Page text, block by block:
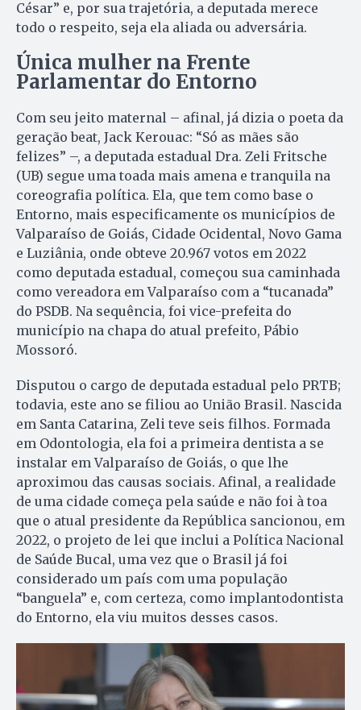
César” e, por sua trajetória, a deputada merece
todo o respeito, seja ela aliada ou adversária.
Única mulher na Frente
Parlamentar do Entorno
Com seu jeito maternal – afinal, já dizia o poeta da
geração beat, Jack Kerouac: “Só as mães são
felizes” –, a deputada estadual Dra. Zeli Fritsche
(UB) segue uma toada mais amena e tranquila na
coreografia política. Ela, que tem como base o
Entorno, mais especificamente os municípios de
Valparaíso de Goiás, Cidade Ocidental, Novo Gama
e Luziânia, onde obteve 20.967 votos em 2022
como deputada estadual, começou sua caminhada
como vereadora em Valparaíso com a “tucanada”
do PSDB. Na sequência, foi vice-prefeita do
município na chapa do atual prefeito, Pábio
Mossoró.
Disputou o cargo de deputada estadual pelo PRTB;
todavia, este ano se filiou ao União Brasil. Nascida
em Santa Catarina, Zeli teve seis filhos. Formada
em Odontologia, ela foi a primeira dentista a se
instalar em Valparaíso de Goiás, o que lhe
aproximou das causas sociais. Afinal, a realidade
de uma cidade começa pela saúde e não foi à toa
que o atual presidente da República sancionou, em
2022, o projeto de lei que inclui a Política Nacional
de Saúde Bucal, uma vez que o Brasil já foi
considerado um país com uma população
“banguela” e, com certeza, como implantodontista
do Entorno, ela viu muitos desses casos.